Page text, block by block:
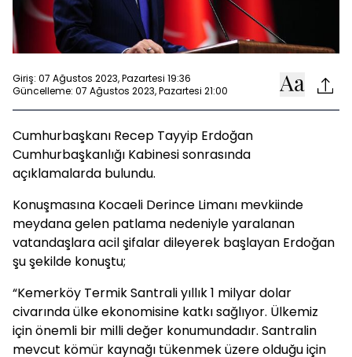
Giriş: 07 Ağustos 2023, Pazartesi 19:36
Güncelleme: 07 Ağustos 2023, Pazartesi 21:00
Cumhurbaşkanı Recep Tayyip Erdoğan
Cumhurbaşkanlığı Kabinesi sonrasında
açıklamalarda bulundu.
Konuşmasına Kocaeli Derince Limanı mevkiinde
meydana gelen patlama nedeniyle yaralanan
vatandaşlara acil şifalar dileyerek başlayan Erdoğan
şu şekilde konuştu;
“Kemerköy Termik Santrali yıllık 1 milyar dolar
civarında ülke ekonomisine katkı sağlıyor. Ülkemiz
için önemli bir milli değer konumundadır. Santralin
mevcut kömür kaynağı tükenmek üzere olduğu için